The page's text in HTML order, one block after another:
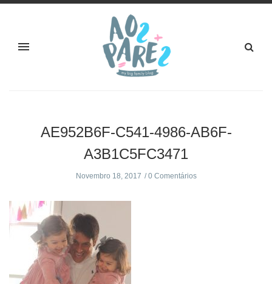
AE952B6F-C541-4986-AB6F-
A3B1C5FC3471
Novembro 18, 2017 0 Comentários